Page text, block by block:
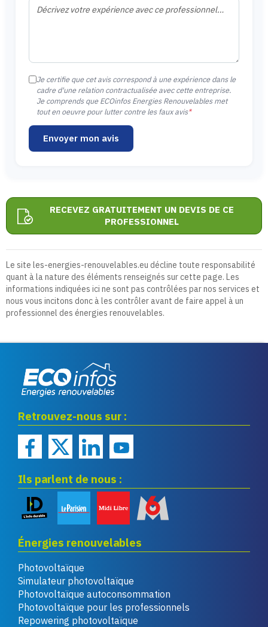
Je certifie que cet avis correspond à une expérience dans le
cadre d'une relation contractualisée avec cette entreprise.
Je comprends que ECOinfos Energies Renouvelables met
tout en oeuvre pour lutter contre les faux avis*
Envoyer mon avis
RECEVEZ GRATUITEMENT UN DEVIS DE CE
PROFESSIONNEL
Le site les-energies-renouvelables.eu décline toute responsabilité
quant à la nature des éléments renseignés sur cette page. Les
informations indiquées ici ne sont pas contrôlées par nos services et
nous vous incitons donc à les contrôler avant de faire appel à un
professionnel des énergies renouvelables.
renouvelables
Retrouvez-nous sur :
Ils parlent de nous :
Énergies renouvelables
Photovoltaïque
Simulateur photovoltaïque
Photovoltaïque autoconsommation
Photovoltaïque pour les professionnels
Repowering photovoltaïque